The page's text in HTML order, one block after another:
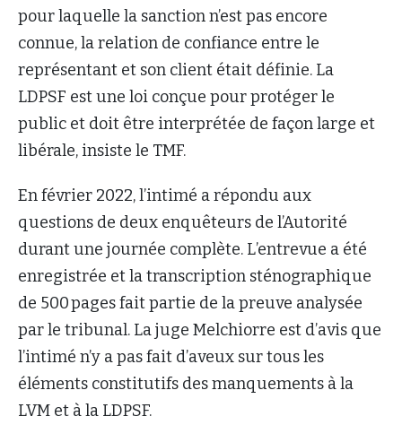
pour laquelle la sanction n’est pas encore
connue, la relation de confiance entre le
représentant et son client était définie. La
LDPSF est une loi conçue pour protéger le
public et doit être interprétée de façon large et
libérale, insiste le TMF.
En février 2022, l’intimé a répondu aux
questions de deux enquêteurs de l’Autorité
durant une journée complète. L’entrevue a été
enregistrée et la transcription sténographique
de 500 pages fait partie de la preuve analysée
par le tribunal. La juge Melchiorre est d’avis que
l’intimé n’y a pas fait d’aveux sur tous les
éléments constitutifs des manquements à la
LVM et à la LDPSF.